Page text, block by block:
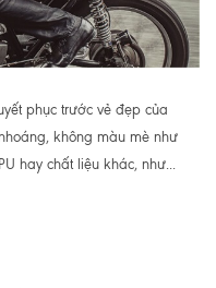
phục trước vẻ đẹp của
không màu mè như
hay chất liệu khác, như...